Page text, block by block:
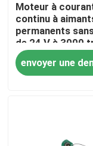
Moteur à
continu à
permanents
de 24 V à 3000
-20°C à +60°C
envoyer une